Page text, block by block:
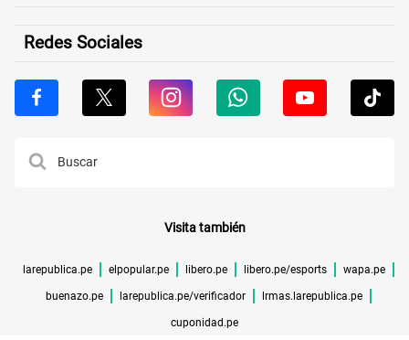
Redes Sociales
Visita también
larepublica.pe elpopular.pe libero.pe libero.pe/esports wapa.pe
buenazo.pe larepublica.pe/verificador lrmas.larepublica.pe
cuponidad.pe